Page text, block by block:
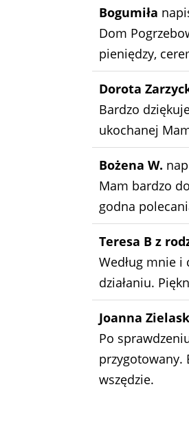
Bogumiła
Dom
pieniędzy,
Dorota
Bardzo
ukochanej
Bożena W.
Mam bardzo
godna
Teresa B z
Według mnie
działaniu.
Joanna
Po
przygotowany.
wszędzie.